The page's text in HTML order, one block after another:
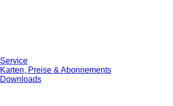
Service
Karten, Preise & Abonnements
Downloads